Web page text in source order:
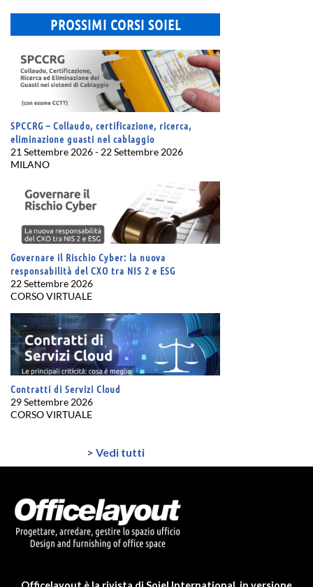
PROSSIMI CORSI SOIEL
SPCCRG – Collaudo, certificazione, ricerca,
eliminazione guasti nel cablaggio
21 Settembre 2026 - 22 Settembre 2026
MILANO
Governare il Rischio Cyber: la nuova
responsabilità del CXO tra NIS 2 e ESG
22 Settembre 2026
CORSO VIRTUALE
Contratti di Servizi Cloud
29 Settembre 2026
CORSO VIRTUALE
> Vedi tutti